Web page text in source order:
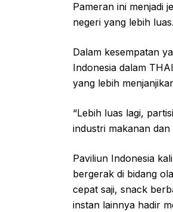
Pameran ini menjadi
negeri yang lebih luas.
Dalam kesempatan
Indonesia dalam
yang lebih
“Lebih luas lagi,
industri makanan
Paviliun Indonesia
bergerak di bidang
cepat saji, snack
instan lainnya hadir